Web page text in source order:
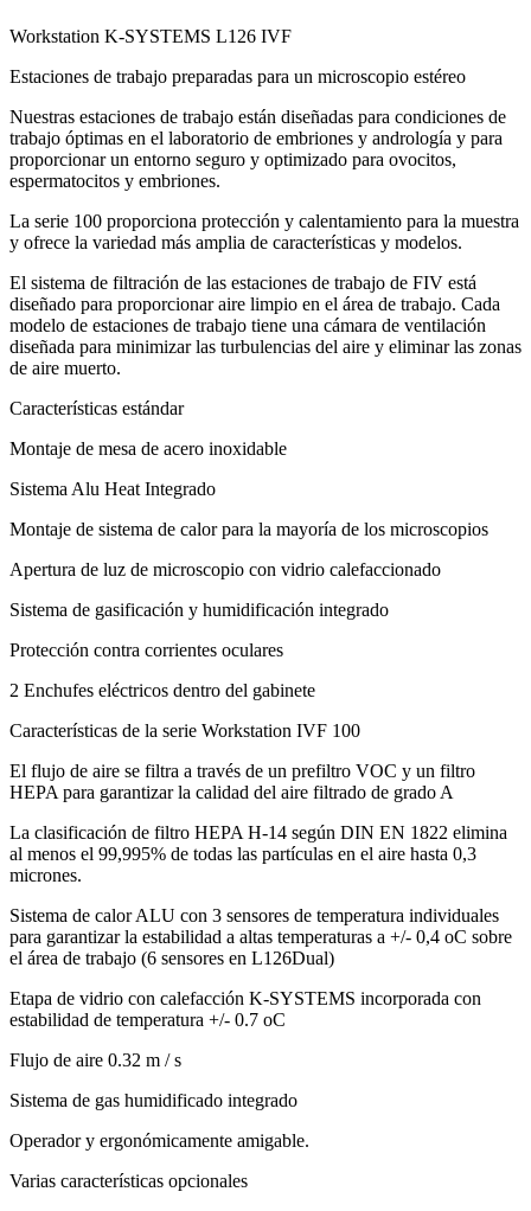
Workstation K-SYSTEMS L126 IVF
Estaciones de trabajo preparadas para un microscopio estéreo
Nuestras estaciones de trabajo están diseñadas para condiciones de
trabajo óptimas en el laboratorio de embriones y andrología y para
proporcionar un entorno seguro y optimizado para ovocitos,
espermatocitos y embriones.
La serie 100 proporciona protección y calentamiento para la muestra
y ofrece la variedad más amplia de características y modelos.
El sistema de filtración de las estaciones de trabajo de FIV está
diseñado para proporcionar aire limpio en el área de trabajo. Cada
modelo de estaciones de trabajo tiene una cámara de ventilación
diseñada para minimizar las turbulencias del aire y eliminar las zonas
de aire muerto.
Características estándar
Montaje de mesa de acero inoxidable
Sistema Alu Heat Integrado
Montaje de sistema de calor para la mayoría de los microscopios
Apertura de luz de microscopio con vidrio calefaccionado
Sistema de gasificación y humidificación integrado
Protección contra corrientes oculares
2 Enchufes eléctricos dentro del gabinete
Características de la serie Workstation IVF 100
El flujo de aire se filtra a través de un prefiltro VOC y un filtro
HEPA para garantizar la calidad del aire filtrado de grado A
La clasificación de filtro HEPA H-14 según DIN EN 1822 elimina
al menos el 99,995% de todas las partículas en el aire hasta 0,3
micrones.
Sistema de calor ALU con 3 sensores de temperatura individuales
para garantizar la estabilidad a altas temperaturas a +/- 0,4 oC sobre
el área de trabajo (6 sensores en L126Dual)
Etapa de vidrio con calefacción K-SYSTEMS incorporada con
estabilidad de temperatura +/- 0.7 oC
Flujo de aire 0.32 m / s
Sistema de gas humidificado integrado
Operador y ergonómicamente amigable.
Varias características opcionales